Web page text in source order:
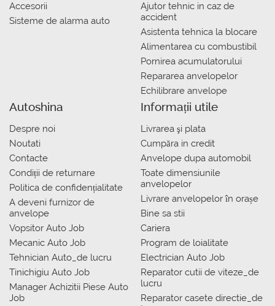
Accesorii
Sisteme de alarma auto
Ajutor tehnic in caz de
accident
Asistenta tehnica la blocare
Alimentarea cu combustibil
Pornirea acumulatorului
Repararea anvelopelor
Echilibrare anvelope
Autoshina
Despre noi
Noutati
Contacte
Condiții de returnare
Politica de confidențialitate
A deveni furnizor de
anvelope
Vopsitor Auto Job
Mecanic Auto Job
Tehnician Auto_de lucru
Tinichigiu Auto Job
Manager Achizitii Piese Auto
Job
Informații utile
Livrarea şi plata
Сumpăra in credit
Anvelope dupa automobil
Toate dimensiunile
anvelopelor
Livrare anvelopelor în orașe
Bine sa stii
Cariera
Program de loialitate
Electrician Auto Job
Reparator cutii de viteze_de
lucru
Reparator casete directie_de